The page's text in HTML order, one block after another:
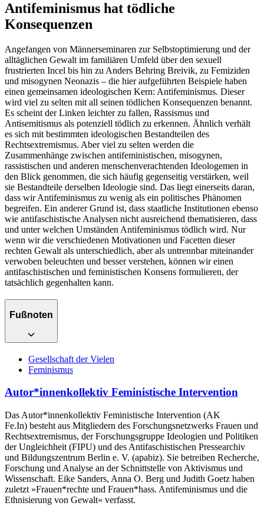
Antifeminismus hat tödliche
Konsequenzen
Angefangen von Männerseminaren zur Selbst­optimierung und der
alltäglichen Gewalt im familiären Umfeld über den sexuell
frustrierten Incel bis hin zu Anders Behring Breivik, zu Femiziden
und misogynen Neonazis – die hier aufgeführten Beispiele haben
einen gemeinsamen ideologischen Kern: Antifeminismus. Dieser
wird viel zu selten mit all seinen tödlichen Konsequenzen benannt.
Es scheint der Linken leichter zu fallen, Rassismus und
Antisemitismus als potenziell tödlich zu erkennen. Ähnlich verhält
es sich mit bestimmten ideologischen Bestand­teilen des
Rechtsextremismus. Aber viel zu selten werden die
Zusammenhänge zwischen antifeministischen, misogynen,
rassistischen und anderen menschenverachtenden Ideologe­men in
den Blick genommen, die sich häufig gegenseitig verstärken, weil
sie Bestandteile derselben Ideologie sind. Das liegt einerseits daran,
dass wir Antifeminismus zu wenig als ein politisches Phänomen
begreifen. Ein anderer Grund ist, dass staatliche Instituti­onen ebenso
wie antifaschistische Analysen nicht ausreichend thematisieren, dass
und unter welchen Umständen Antifeminismus tödlich wird. Nur
wenn wir die verschiedenen Motivationen und Facetten dieser
rechten Gewalt als unterschiedlich, aber als untrennbar miteinander
verwoben beleuchten und besser verstehen, können wir einen
antifaschistischen und feministischen Konsens formulieren, der
tatsächlich gegenhalten kann.
Fußnoten
Gesellschaft der Vielen
Feminismus
Autor*innenkollektiv Feministische Intervention
Das Autor*innenkollektiv Feministische Intervention (AK
Fe.In) besteht aus Mitgliedern des Forschungsnetzwerks Frauen und
Rechtsextre­mismus, der Forschungsgruppe Ideologien und Po­litiken
der Ungleichheit (FIPU) und des Antifaschis­tischen Pressearchiv
und Bildungszentrum Berlin e. V. (apabiz). Sie betreiben Recherche,
Forschung und Analyse an der Schnittstelle von Aktivismus und
Wissenschaft. Eike Sanders, Anna O. Berg und Judith Goetz haben
zuletzt »Frauen*rechte und Frauen*hass. Antifeminismus und die
Ethnisierung von Gewalt« verfasst.